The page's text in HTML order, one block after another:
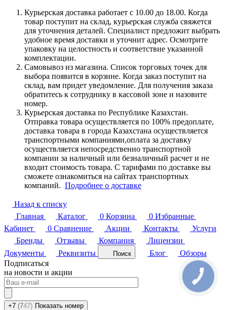
Курьерская доставка работает с 10.00 до 18.00. Когда
товар поступит на склад, курьерская служба свяжется
для уточнения деталей. Специалист предложит выбрать
удобное время доставки и уточнит адрес. Осмотрите
упаковку на целостность и соответствие указанной
комплектации.
Самовывоз из магазина. Список торговых точек для
выбора появится в корзине. Когда заказ поступит на
склад, вам придет уведомление. Для получения заказа
обратитесь к сотруднику в кассовой зоне и назовите
номер.
Курьерская доставка по Республике Казахстан.
Отправка товара осуществляется по 100% предоплате,
доставка товара в города Казахстана осуществляется
транспортными компаниями,оплата за доставку
осуществляется непосредственно транспортной
компании за наличный или безналичный расчет и не
входит стоимость товара. С тарифами по доставке вы
сможете ознакомиться на сайтах транспортных
компаний. Подробнее о доставке
Назад к списку
Главная
Каталог 0 Корзина 0 Избранные
Кабинет
0 Сравнение Акции Контакты
Услуги
Бренды
Отзывы Компания
Лицензии
Документы
Реквизиты Поиск Блог
Обзоры
Подписаться
на новости и акции
+7 (747) Показать номер